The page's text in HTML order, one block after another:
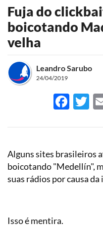
Fuja do
boicotando
velha
Leandro Sarubo
24/04/2019
Alguns sites brasileiros
boicotando "Medellín",
suas rádios por causa
Isso é mentira.